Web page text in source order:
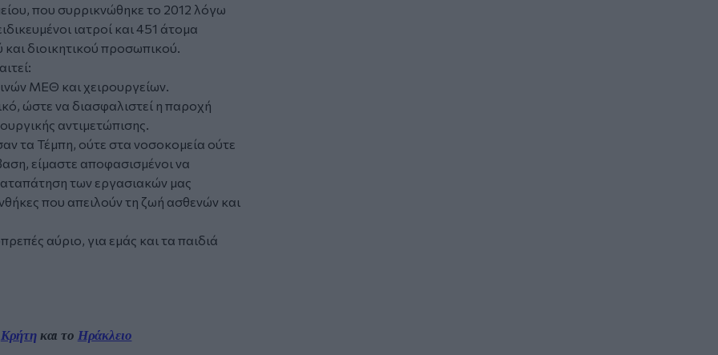
που συρρικνώθηκε το 2012 λόγω
ιατροί και 451 άτομα
διοικητικού προσωπικού.
ΜΕΘ και χειρουργείων.
ώστε να διασφαλιστεί η παροχή
αντιμετώπισης.
τα Τέμπη, ούτε στα νοσοκομεία ούτε
είμαστε αποφασισμένοι να
των εργασιακών μας
που απειλούν τη ζωή ασθενών και
αύριο, για εμάς και τα παιδιά
Κρήτηκαι το Ηράκλειο